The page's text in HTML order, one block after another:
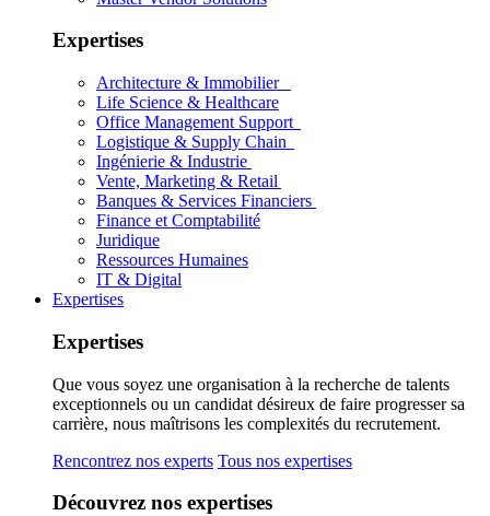
Expertises
Architecture & Immobilier
Life Science & Healthcare
Office Management Support
Logistique & Supply Chain
Ingénierie & Industrie
Vente, Marketing & Retail
Banques & Services Financiers
Finance et Comptabilité
Juridique
Ressources Humaines
IT & Digital
Expertises
Expertises
Que vous soyez une organisation à la recherche de talents
exceptionnels ou un candidat désireux de faire progresser sa
carrière, nous maîtrisons les complexités du recrutement.
Rencontrez nos experts Tous nos expertises
Découvrez nos expertises